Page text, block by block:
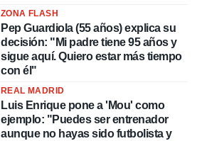
delincuentes"
ZONA FLASH
Pep Guardiola (55 años) explica su
decisión: "Mi padre tiene 95 años y
sigue aquí. Quiero estar más tiempo
con él"
REAL MADRID
Luis Enrique pone a 'Mou' como
ejemplo: "Puedes ser entrenador
aunque no hayas sido futbolista y